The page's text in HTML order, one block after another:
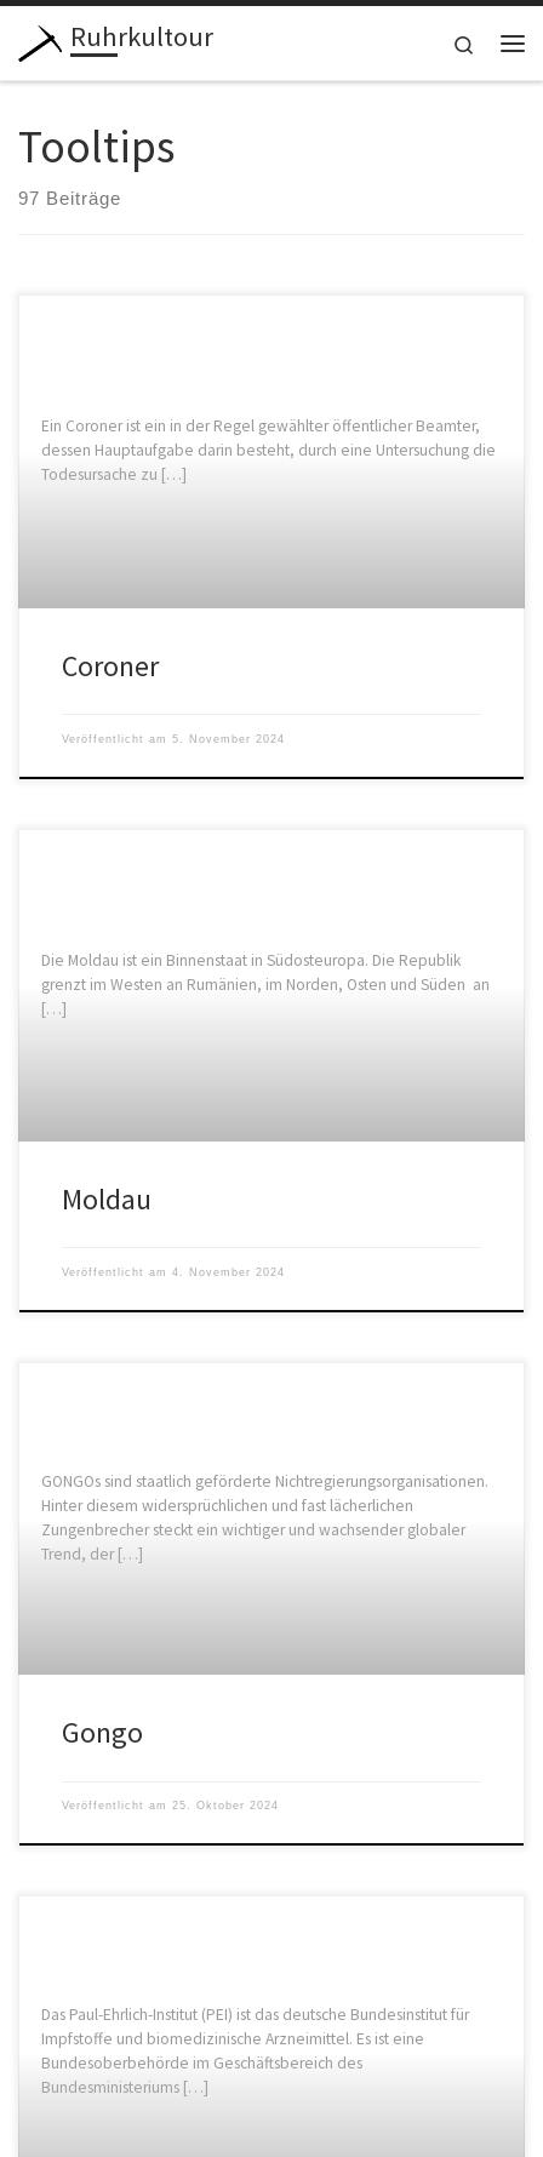
Zum Inhalt springen
Ruhrkultour
Search
Tooltips
97 Beiträge
Ein Coroner ist ein in der Regel gewählter öffentlicher Beamter,
dessen Hauptaufgabe darin besteht, durch eine Untersuchung die
Todesursache zu […]
Coroner
Veröffentlicht am 5. November 2024
Die Moldau ist ein Binnenstaat in Südosteuropa. Die Republik
grenzt im Westen an Rumänien, im Norden, Osten und Süden an
[…]
Moldau
Veröffentlicht am 4. November 2024
GONGOs sind staatlich geförderte Nichtregierungsorganisationen.
Hinter diesem widersprüchlichen und fast lächerlichen
Zungenbrecher steckt ein wichtiger und wachsender globaler
Trend, der […]
Gongo
Veröffentlicht am 25. Oktober 2024
Das Paul-Ehrlich-Institut (PEI) ist das deutsche Bundesinstitut für
Impfstoffe und biomedizinische Arzneimittel. Es ist eine
Bundesoberbehörde im Geschäftsbereich des
Bundesministeriums […]